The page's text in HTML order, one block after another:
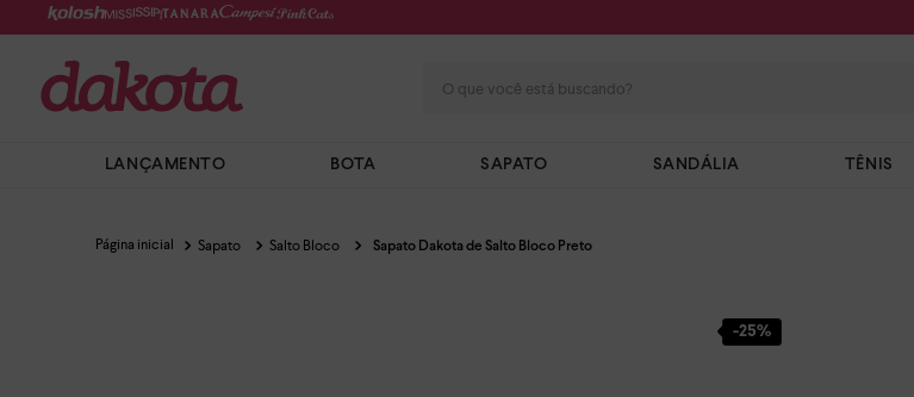
LANÇAMENTO BOTA SAPATO SANDÁLIA TÊNIS
Sapato Salto Bloco Sapato Dakota de Salto Bloco Preto
-25%